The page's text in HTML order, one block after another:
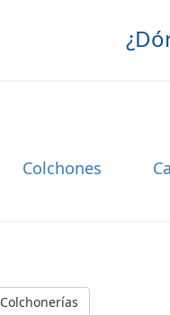
Colchones
Colchonerías